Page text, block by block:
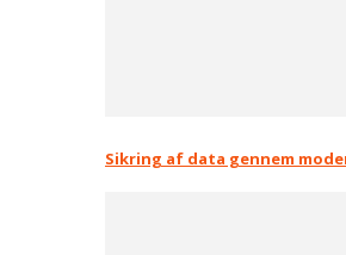
Sikring af data gennem